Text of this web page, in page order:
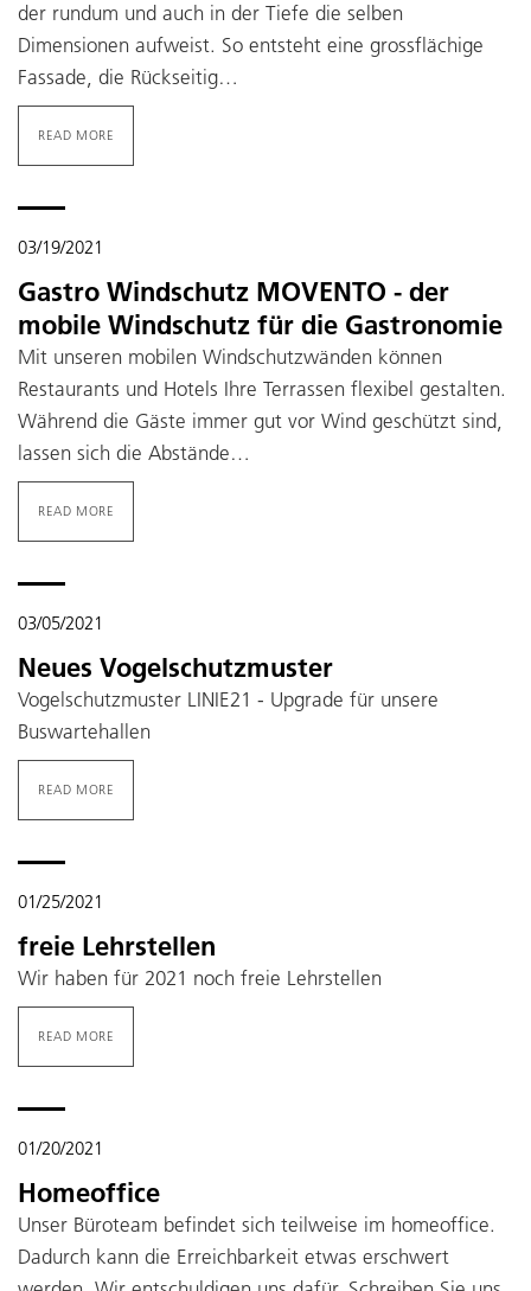
der rundum und auch in der Tiefe die selben
Dimensionen aufweist. So entsteht eine grossflächige
Fassade, die Rückseitig…
READ MORE
03/19/2021
Gastro Windschutz MOVENTO - der
mobile Windschutz für die Gastronomie
Mit unseren mobilen Windschutzwänden können
Restaurants und Hotels Ihre Terrassen flexibel gestalten.
Während die Gäste immer gut vor Wind geschützt sind,
lassen sich die Abstände…
READ MORE
03/05/2021
Neues Vogelschutzmuster
Vogelschutzmuster LINIE21 - Upgrade für unsere
Buswartehallen
READ MORE
01/25/2021
freie Lehrstellen
Wir haben für 2021 noch freie Lehrstellen
READ MORE
01/20/2021
Homeoffice
Unser Büroteam befindet sich teilweise im homeoffice.
Dadurch kann die Erreichbarkeit etwas erschwert